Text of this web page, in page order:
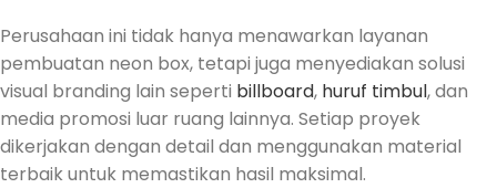
Perusahaan ini tidak hanya menawarkan layanan
pembuatan neon box, tetapi juga menyediakan solusi
visual branding lain seperti billboard, huruf timbul, dan
media promosi luar ruang lainnya. Setiap proyek
dikerjakan dengan detail dan menggunakan material
terbaik untuk memastikan hasil maksimal.